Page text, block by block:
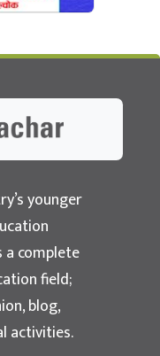
Portal
younger
a complete
field;
blog,
activities.